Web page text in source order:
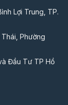
Lợi Trung, TP.
Phường
Đầu Tư TP Hồ